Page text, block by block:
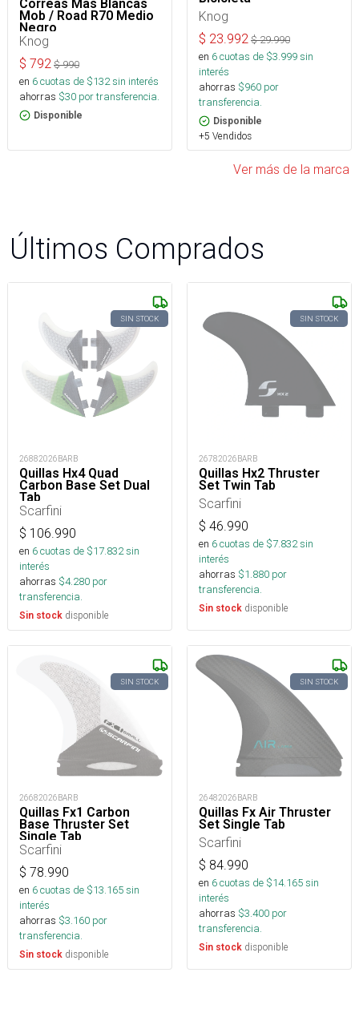
Correas Mas Blancas
Mob / Road R70 Medio
Negro
Knog
$ 792 $990
en 6cuotas de $132sin interés
ahorras $30 por transferencia.
Disponible
Knog
$ 23.992 $29.990
en 6cuotas de $3.999sin
interés
ahorras $960 por
transferencia.
Disponible
+5 Vendidos
Ver más de la marca
Últimos Comprados
SIN STOCK
26882026BARB
Quillas Hx4 Quad
Carbon Base Set Dual
Tab
Scarfini
$ 106.990
en 6cuotas de $17.832sin
interés
ahorras $4.280 por
transferencia.
Sin stock disponible
SIN STOCK
26782026BARB
Quillas Hx2 Thruster
Set Twin Tab
Scarfini
$ 46.990
en 6cuotas de $7.832sin
interés
ahorras $1.880 por
transferencia.
Sin stock disponible
SIN STOCK
26682026BARB
Quillas Fx1 Carbon
Base Thruster Set
Single Tab
Scarfini
$ 78.990
en 6cuotas de $13.165sin
interés
ahorras $3.160 por
transferencia.
Sin stock disponible
SIN STOCK
26482026BARB
Quillas Fx Air Thruster
Set Single Tab
Scarfini
$ 84.990
en 6cuotas de $14.165sin
interés
ahorras $3.400 por
transferencia.
Sin stock disponible